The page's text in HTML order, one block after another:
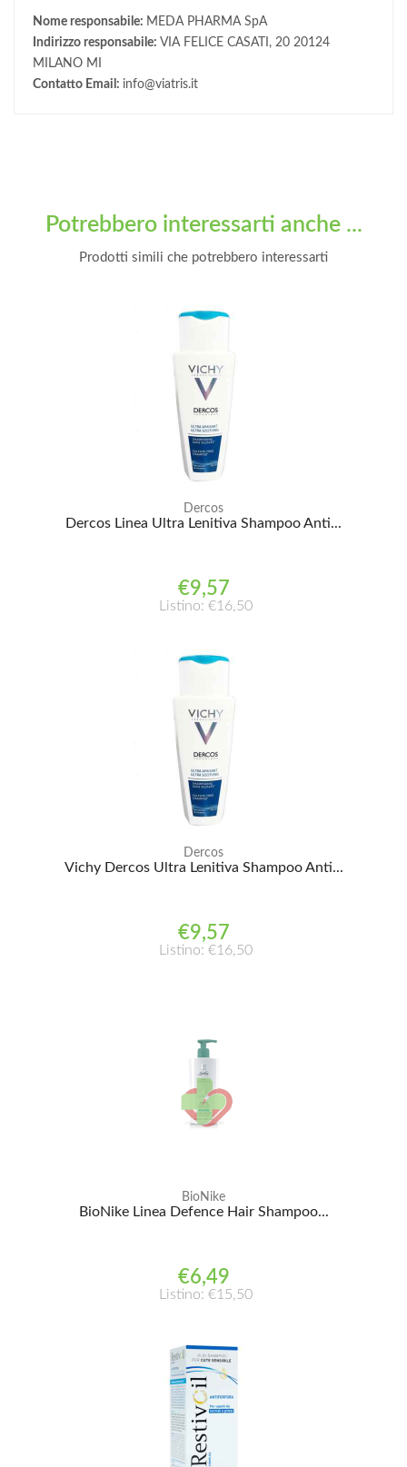
Nome responsabile: MEDA PHARMA SpA
Indirizzo responsabile: VIA FELICE CASATI, 20 20124
MILANO MI
Contatto Email: info@viatris.it
Potrebbero interessarti anche ...
Prodotti simili che potrebbero interessarti
Dercos
Dercos Linea Ultra Lenitiva Shampoo Anti...
€9,57
Listino: €16,50
Dercos
Vichy Dercos Ultra Lenitiva Shampoo Anti...
€9,57
Listino: €16,50
BioNike
BioNike Linea Defence Hair Shampoo...
€6,49
Listino: €15,50